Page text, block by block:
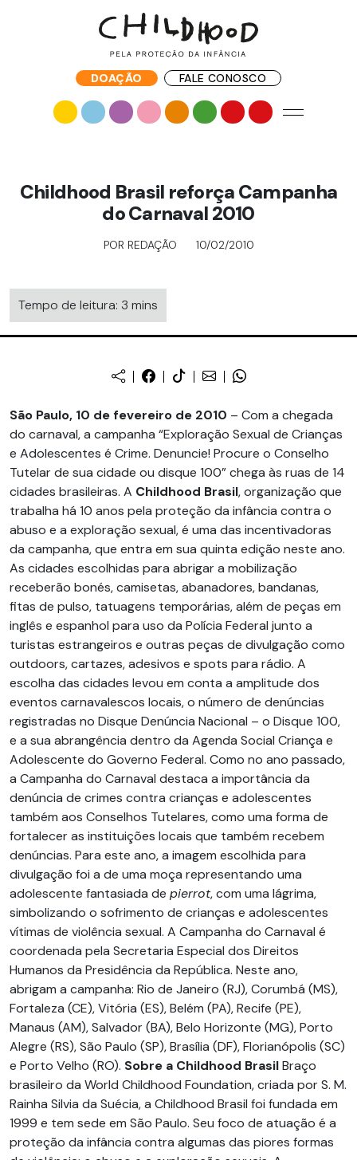
DOAÇÃO FALE CONOSCO
Childhood Brasil reforça Campanha
do Carnaval 2010
POR REDAÇÃO 10/02/2010
Tempo de leitura: 3 mins
São Paulo, 10 de fevereiro de 2010 – Com a chegada
do carnaval, a campanha “Exploração Sexual de Crianças
e Adolescentes é Crime. Denuncie! Procure o Conselho
Tutelar de sua cidade ou disque 100” chega às ruas de 14
cidades brasileiras. A Childhood Brasil, organização que
trabalha há 10 anos pela proteção da infância contra o
abuso e a exploração sexual, é uma das incentivadoras
da campanha, que entra em sua quinta edição neste ano.
As cidades escolhidas para abrigar a mobilização
receberão bonés, camisetas, abanadores, bandanas,
fitas de pulso, tatuagens temporárias, além de peças em
inglês e espanhol para uso da Polícia Federal junto a
turistas estrangeiros e outras peças de divulgação como
outdoors, cartazes, adesivos e spots para rádio. A
escolha das cidades levou em conta a amplitude dos
eventos carnavalescos locais, o número de denúncias
registradas no Disque Denúncia Nacional – o Disque 100,
e a sua abrangência dentro da Agenda Social Criança e
Adolescente do Governo Federal. Como no ano passado,
a Campanha do Carnaval destaca a importância da
denúncia de crimes contra crianças e adolescentes
também aos Conselhos Tutelares, como uma forma de
fortalecer as instituições locais que também recebem
denúncias. Para este ano, a imagem escolhida para
divulgação foi a de uma moça representando uma
adolescente fantasiada de pierrot, com uma lágrima,
simbolizando o sofrimento de crianças e adolescentes
vítimas de violência sexual. A Campanha do Carnaval é
coordenada pela Secretaria Especial dos Direitos
Humanos da Presidência da República. Neste ano,
abrigam a campanha: Rio de Janeiro (RJ), Corumbá (MS),
Fortaleza (CE), Vitória (ES), Belém (PA), Recife (PE),
Manaus (AM), Salvador (BA), Belo Horizonte (MG), Porto
Alegre (RS), São Paulo (SP), Brasília (DF), Florianópolis (SC)
e Porto Velho (RO). Sobre a Childhood BrasilBraço
brasileiro da World Childhood Foundation, criada por S. M.
Rainha Silvia da Suécia, a Childhood Brasil foi fundada em
1999 e tem sede em São Paulo. Seu foco de atuação é a
proteção da infância contra algumas das piores formas